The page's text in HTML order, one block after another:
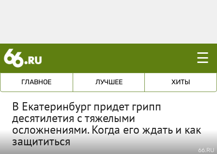
☰
ГЛАВНОЕ ЛУЧШЕЕ ХИТЫ
В Екатеринбург придет грипп
десятилетия с тяжелыми
осложнениями. Когда его ждать и как
защититься
66.RU